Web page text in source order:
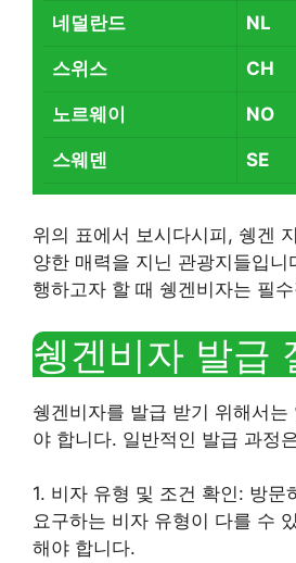
네덜란드 NL
스위스 CH
노르웨이 NO
스웨덴 SE
위의 표에서 보시다시피, 쉥겐
양한 매력을 지닌 관광지들입니
행하고자 할 때 쉥겐비자는 필
쉥겐비자 발급
쉥겐비자를 발급 받기 위해서
야 합니다. 일반적인 발급 과정
1. 비자 유형 및 조건 확인: 방문
요구하는 비자 유형이 다를 수
해야 합니다.